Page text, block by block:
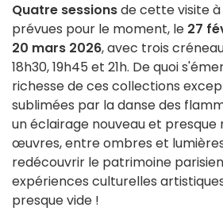
Quatre sessionsde cette visite
prévues pour le moment, le 27
20 mars 2026, avec trois
18h30, 19h45 et 21h. De quoi
richesse de ces collections
sublimées par la danse des
un éclairage nouveau et presque
œuvres, entre ombres et
redécouvrir le patrimoine
expériences culturelles
presque vide !